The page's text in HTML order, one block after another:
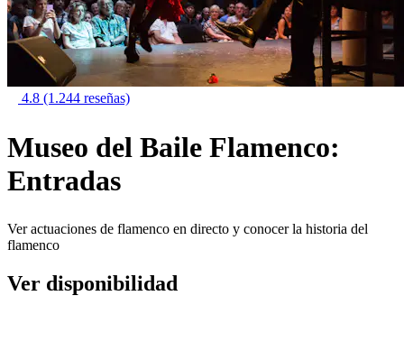
4.8 (1.244 reseñas)
Museo del Baile Flamenco:
Entradas
Ver actuaciones de flamenco en directo y conocer la historia del
flamenco
Ver disponibilidad